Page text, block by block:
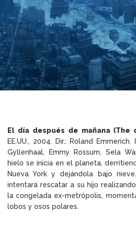
El día después de mañana
EE.UU., 2004. Dir.: Roland
Gyllenhaal, Emmy Rossum, Sela
hielo se inicia en el planeta,
Nueva York y dejándola bajo
intentará rescatar a su hijo
la congelada ex-metrópolis,
lobos y osos polares.